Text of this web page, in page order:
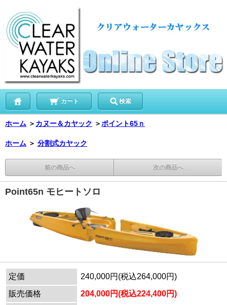
カート 検索
ホーム ＞ カヌー＆カヤック ＞ポイント65ｎ
ホーム ＞ 分割式カヤック
前の商品へ 次の商品へ
Point65n モヒートソロ
定価
240,000円(税込264,000円)
販売価格
204,000円(税込224,400円)